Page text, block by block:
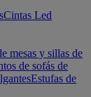
Cintas Led
mesas y sillas de
de sofás de
Estufas de